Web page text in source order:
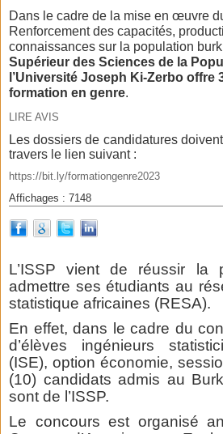
Dans le cadre de la mise en œuvre
Renforcement des capacités,
connaissances sur la population
Supérieur des Sciences de la
l’Université Joseph Ki-Zerbo offre
formation en genre.
LIRE AVIS
Les dossiers de candidatures
travers le lien suivant :
https://bit.ly/formationgenre2023
Affichages : 7148
L’ISSP vient de réussir la
admettre ses étudiants au
statistique africaines (RESA).
En effet, dans le cadre du
d’élèves ingénieurs
(ISE), option économie,
(10) candidats admis au
sont de l’ISSP.
Le concours est organisé